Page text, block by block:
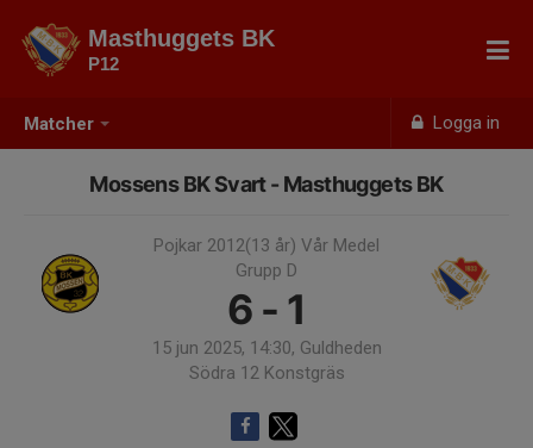
Matcher Logga in
Masthuggets BK
P12
Mossens BK Svart - Masthuggets BK
Pojkar 2012(13 år) Vår Medel
Grupp D
6 - 1
15 jun 2025, 14:30, Guldheden
Södra 12 Konstgräs